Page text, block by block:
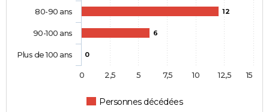
12
6
0
Personnes décédées
80-90 ans
90-100 ans
Plus de 100 ans
0 2,5 5 7,5 10 12,5 15